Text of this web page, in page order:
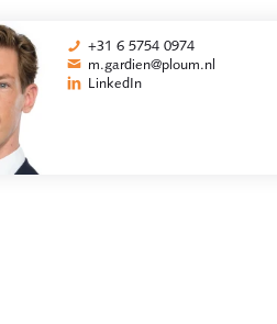
+31 6 5754 0974
m.gardien@ploum.nl
LinkedIn